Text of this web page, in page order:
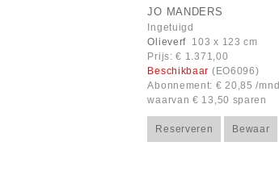
JO MANDERS
Ingetuigd
Olieverf 103 x 123 cm
Prijs: € 1.371,00
Beschikbaar (EO6096)
Abonnement: € 20,85 /mnd
waarvan € 13,50 sparen
Reserveren Bewaar